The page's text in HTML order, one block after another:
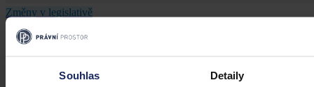
Souhlas Detaily
Změny v legislativě
Novela prováděcí vyhlášky k zákonu o